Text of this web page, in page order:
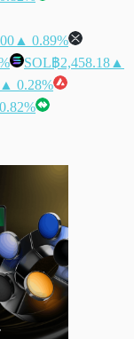
▲ 0.89%
SOL฿2,458.18 ▲
▲ 0.28%